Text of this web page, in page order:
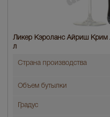
Ликер Кэроланс Айриш Крим
л
Страна производства
Объем бутылки
Градус